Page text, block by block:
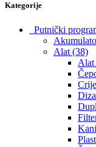
Kategorije
Putnički
Alat (38)
Alat